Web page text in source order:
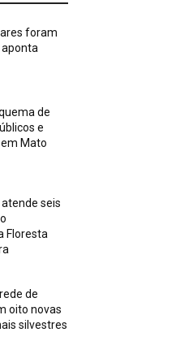
foram
de
e
Mato
seis
Floresta
de
oito novas
silvestres